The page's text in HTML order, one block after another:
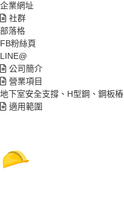
企業網址
社群
部落格
FB粉絲頁
LINE@
公司簡介
營業項目
地下室安全支撐、H型鋼、鋼板
適用範圍